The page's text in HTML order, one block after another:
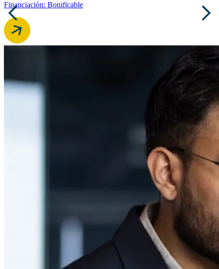
Financiación: Bonificable